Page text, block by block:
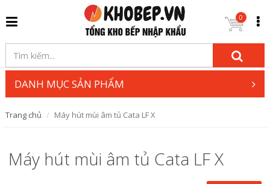
0
DANH MỤC SẢN PHẨM
Trang chủ Máy hút mùi âm tủ Cata LF X
Máy hút mùi âm tủ Cata LF X